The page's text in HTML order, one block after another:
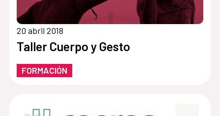
20 abril 2018
Taller Cuerpo y Gesto
FORMACIÓN